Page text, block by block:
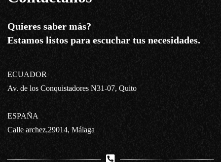
Quieres saber más?
Estamos listos para escuchar tus necesidades.
ECUADOR
Av. de los Conquistadores N31-07, Quito
ESPAÑA
Calle archez,29014, Málaga